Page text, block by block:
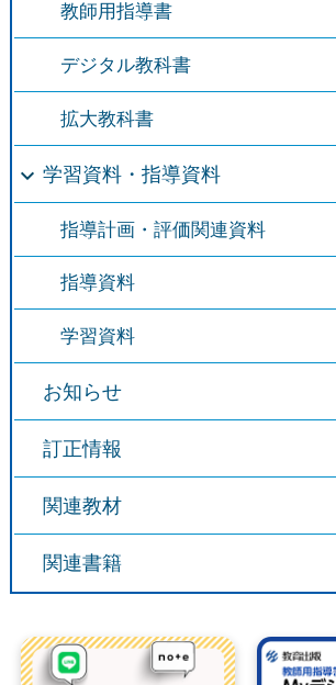
教師用指導書
デジタル教科書
拡大教科書
学習資料・指導資料
指導計画・評価関連資料
指導資料
学習資料
お知らせ
訂正情報
関連教材
関連書籍